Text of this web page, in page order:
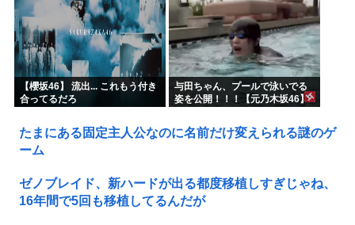
【櫻坂46】 流出... これもう付き
合ってるだろ
与田ちゃん、プールで泳いでる
姿を公開！！！【元乃木坂46】
たまにある固定主人公なのに名前だけ変えられる謎のゲ
ーム
ゼノブレイド、新ハードが出る都度移植しすぎじゃね、
16年間で5回も移植してるんだが